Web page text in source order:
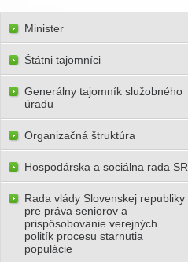
Minister
Štátni tajomníci
Generálny tajomník služobného
úradu
Organizačná štruktúra
Hospodárska a sociálna rada SR
Rada vlády Slovenskej republiky
pre práva seniorov a
prispôsobovanie verejných
politík procesu starnutia
populácie